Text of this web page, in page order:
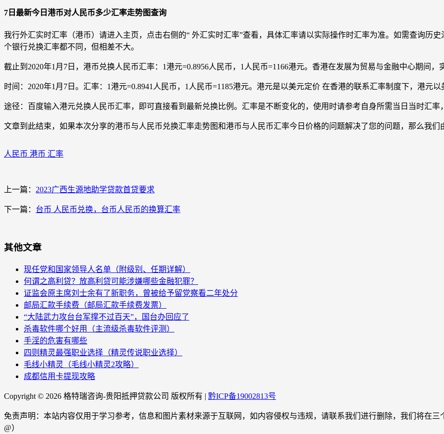
7日最新今日港币对人民币多少汇率走势图查询
我行外汇实时汇率（港币）请进入主页，点击右侧的“ 外汇实时汇率”查看，具体汇率请以实际操作时汇率为准。如需查询历
个银行兑换汇率都不同，但相差不大。
截止到2020年1月7日，港币兑换人民币汇率：1港元=0.8956人民币，1人民币=1166港元。香港在发展为贸易与金融中心期间，
时间：2020年1月7日。汇率：1港元=0.8941人民币，1人民币=1185港元。港元是以美元定价 在香港的联系汇率制度下，港元以
途径：百度输入港元兑换人民币汇率，即可直接看到最新兑换比例。汇率是不断变化的，使用时请参考自身所需当日当时汇率
文章到此结束，如果本次分享的港币与人民币兑换汇率走势图和港币与人民币汇率今日价格的问题解决了您的问题，那么我们
人民币 港币 汇率
上一篇： 2023广西生源地助学贷款首贷要求
下一篇： 台币 人民币兑换，台币人民币的换算汇率
其他文章
现任党和国家领导人名单（附级别、任期详解）
何谓之高利贷？放高利贷可能涉嫌哪些金融犯罪？
证监会原主席刘士余有了新职务，曾被给予留党察看二年处分
邮局汇款手续费（邮局汇款手续费发票）
“大陆武力攻台台军撑不过百天”，国台办回应了
杀毒软件哪个好用（主流级杀毒软件评测）
手淫的危害有哪些
四则精灵最强职业选择（精灵传说职业选择）
毛线小精灵（毛线小精灵2攻略）
成都信用卡提现攻略
Copyright © 2026 格特瑞咨询-贵阳抵押贷款公司 版权所有 | 黔ICP备19002813号
免责声明：本站内容仅用于学习参考，信息和图片素材来源于互联网，如内容侵权与违规，请联系我们进行删除，我们将在三
@）